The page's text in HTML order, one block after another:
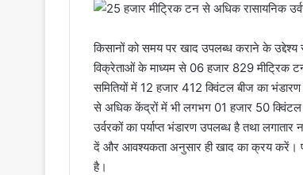
किसानों को समय पर खाद उपलब्ध कराने के
विक्रेताओं के माध्यम से 06 हजार 829 मीट्रिक
समितियों में 12 हजार 412 क्विंटल बीज का
से अधिक केंद्रों में भी लगभग 01 हजार 50 क्विंटल
उर्वरकों का पर्याप्त भंडारण उपलब्ध है तथा
दें और आवश्यकता अनुसार ही खाद का क्रय करें।
है।